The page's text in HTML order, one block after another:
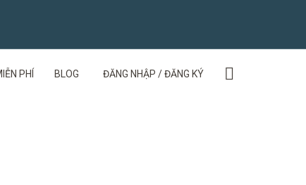
PHÍ BLOG ĐĂNG NHẬP / ĐĂNG KÝ